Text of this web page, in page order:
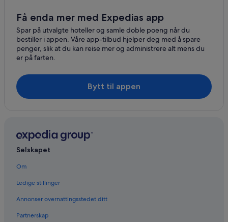
Få enda mer med Expedias app
Spar på utvalgte hoteller og samle doble poeng når du
bestiller i appen. Våre app-tilbud hjelper deg med å spare
penger, slik at du kan reise mer og administrere alt mens du
er på farten.
Bytt til appen
Selskapet
Om
Ledige stillinger
Annonser overnattingsstedet ditt
Partnerskap